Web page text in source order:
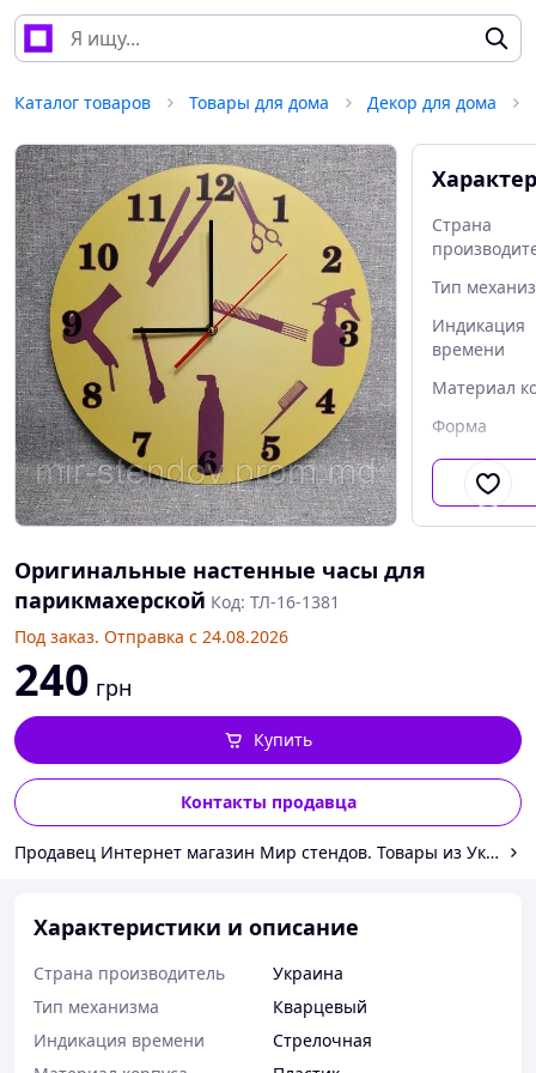
Каталог товаров Товары для дома Декор для дома
Страна
Тип
Индикация
времени
Материал
Форма
Оригинальные настенные часы для
парикмахерской Код: ТЛ-16-1381
Под заказ. Отправка с 24.08.2026
240 грн
Контакты продавца
Купить
Продавец Интернет магазин Мир стендов. Товары из
Характеристики и описание
Страна производитель
Украина
Тип механизма
Кварцевый
Индикация времени
Стрелочная